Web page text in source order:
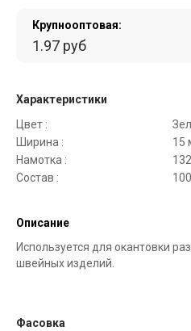
Крупнооптовая:
1.97 руб
Характеристики
Цвет :
Ширина :
15
Намотка :
Состав :
Описание
Используется для окантовки
швейных изделий.
Фасовка